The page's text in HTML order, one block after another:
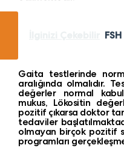
Gaita testlerinde
aralığında olmalıdır.
değerler normal
mukus, Lökositin
pozitif çıkarsa doktor
tedaviler
olmayan birçok pozitif
programları